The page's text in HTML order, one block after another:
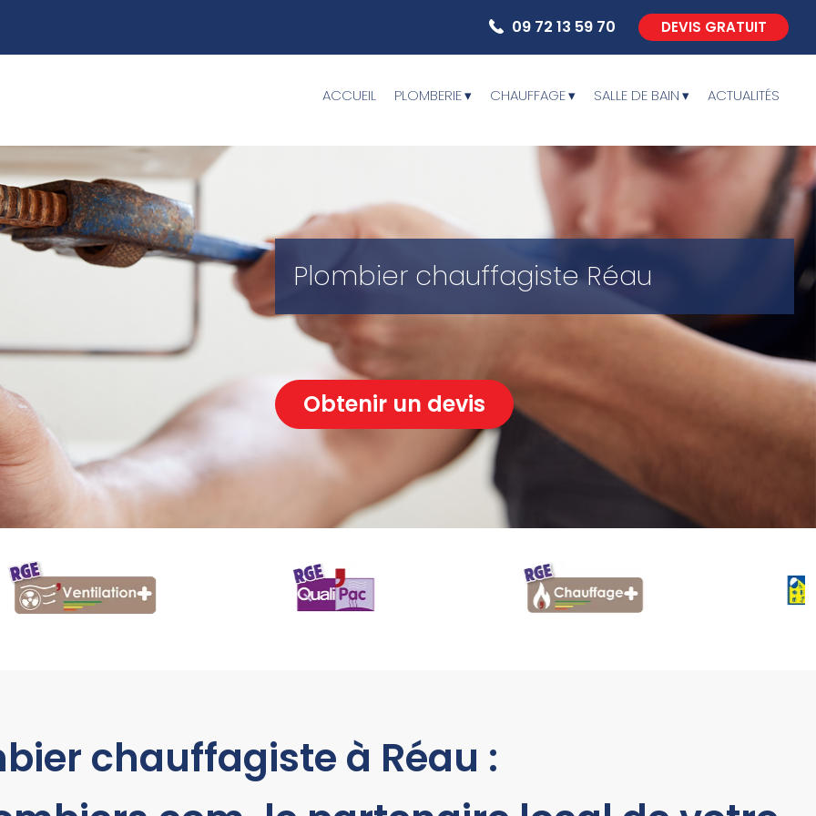
DEVIS GRATUIT
09 72 13 59 70
ACCUEIL PLOMBERIE CHAUFFAGE SALLE DE BAIN ACTUALITÉS
Plombier chauffagiste Réau
Obtenir un devis
chauffagiste à Réau :